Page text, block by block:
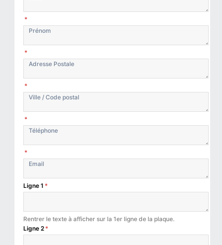
*
*
*
*
*
Ligne 1 *
Rentrer le texte à afficher sur la 1er ligne de la plaque.
Ligne 2 *